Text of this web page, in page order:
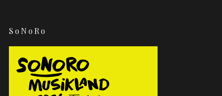
SoNoRo